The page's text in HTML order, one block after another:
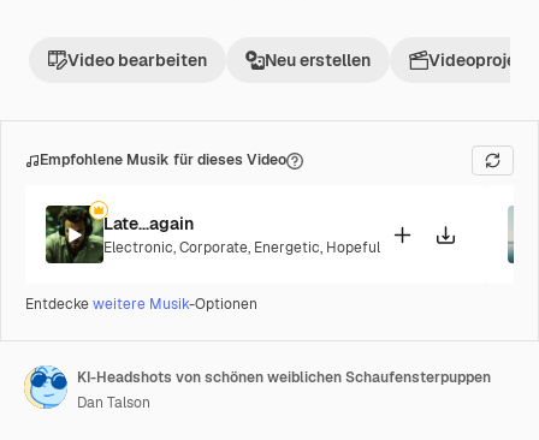
Video bearbeiten Neu erstellen Videoprojekt
Empfohlene Musik für dieses Video
Late...again
Electronic,Corporate, Energetic, Hopeful
Entdeckeweitere Musik-Optionen
KI-Headshots von schönen weiblichen Schaufensterpuppen
Dan Talson